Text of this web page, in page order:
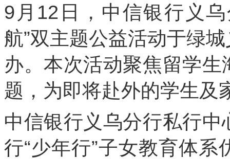
9月12日，中信银行义
航”双主题公益活动于绿
办。本次活动聚焦留学
题，为即将赴外的学生及
中信银行义乌分行私行
行“少年行”子女教育体